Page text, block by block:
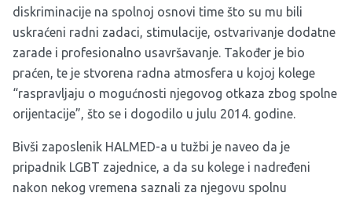
diskriminacije na spolnoj osnovi time što su mu bili
uskraćeni radni zadaci, stimulacije, ostvarivanje dodatne
zarade i profesionalno usavršavanje. Također je bio
praćen, te je stvorena radna atmosfera u kojoj kolege
“raspravljaju o mogućnosti njegovog otkaza zbog spolne
orijentacije”, što se i dogodilo u julu 2014. godine.
Bivši zaposlenik HALMED-a u tužbi je naveo da je
pripadnik LGBT zajednice, a da su kolege i nadređeni
nakon nekog vremena saznali za njegovu spolnu